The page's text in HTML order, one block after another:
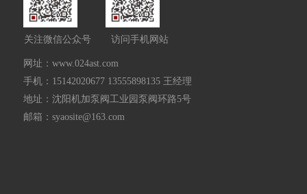
关注微信公众号 访问手机网站
网址：www.024ast.com
手机：15142020677 13555898135 王经理
地址：沈阳机加泵阀工业园泵阀环路5号
邮箱：syaosite@163.com